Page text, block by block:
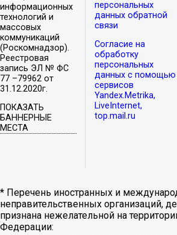
информационных
технологий и
массовых
коммуникаций
(Роскомнадзор).
Реестровая
запись ЭЛ № ФС
77 –79962 от
31.12.2020г.
ПОКАЗАТЬ
БАННЕРНЫЕ
МЕСТА
персональных
данных обратной
связи
Согласие на
обработку
персональных
данных с помощью
сервисов
Yandex.Metrika,
LiveInternet,
top.mail.ru
* Перечень иностранных и
неправительственных организаций,
признана нежелательной на
Федерации: